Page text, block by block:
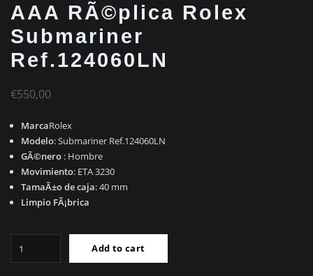
AAA RÃ©plica Rolex
Submariner
Ref.124060LN
€550,00
MarcaRolex
Modelo: Submariner Ref.124060LN
GÃ©nero: Hombre
Movimiento: ETA 3230
TamaÃ±o de caja: 40 mm
Limpio FÃ¡brica
Add to cart